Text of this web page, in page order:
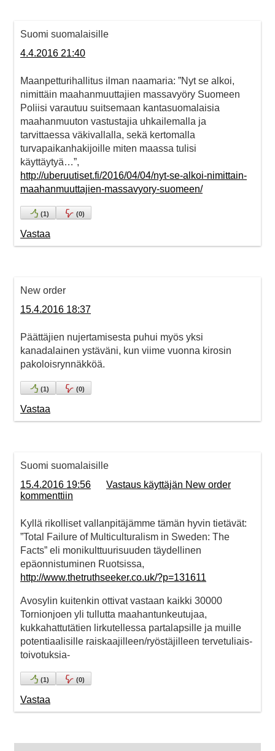
Suomi suomalaisille
4.4.2016 21:40
Maanpetturihallitus ilman naamaria: ”Nyt se alkoi,
nimittäin maahanmuuttajien massavyöry Suomeen
Poliisi varautuu suitsemaan kantasuomalaisia
maahanmuuton vastustajia uhkailemalla ja
tarvittaessa väkivallalla, sekä kertomalla
turvapaikanhakijoille miten maassa tulisi
käyttäytyä…”,
http://uberuutiset.fi/2016/04/04/nyt-se-alkoi-nimittain-
maahanmuuttajien-massavyory-suomeen/
(1) (0)
Vastaa
New order
15.4.2016 18:37
Päättäjien nujertamisesta puhui myös yksi
kanadalainen ystäväni, kun viime vuonna kirosin
pakoloisrynnäkköä.
(1) (0)
Vastaa
Suomi suomalaisille
15.4.2016 19:56
Vastaus käyttäjän New order
kommenttiin
Kyllä rikolliset vallanpitäjämme tämän hyvin tietävät:
”Total Failure of Multiculturalism in Sweden: The
Facts” eli monikulttuurisuuden täydellinen
epäonnistuminen Ruotsissa,
http://www.thetruthseeker.co.uk/?p=131611
Avosylin kuitenkin ottivat vastaan kaikki 30000
Tornionjoen yli tullutta maahantunkeutujaa,
kukkahattutätien lirkutellessa partalapsille ja muille
potentiaalisille raiskaajilleen/ryöstäjilleen tervetuliais-
toivotuksia-
(1) (0)
Vastaa